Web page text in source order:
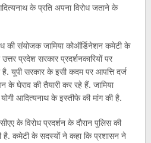
के प्रति अपना विरोध जताने के
की संयोजक जामिया कोऑर्डिनेशन कमेटी के
प्रदेश सरकार प्रदर्शनकारियों पर
है. यूपी सरकार के इसी कदम पर आपत्ति दर्ज
के घेराव की तैयारी कर रहे हैं. जामिया
आदित्यनाथ के इस्तीफे की मांग की है.
के विरोध प्रदर्शन के दौरान पुलिस की
है. कमेटी के सदस्यों ने कहा कि प्रशासन ने